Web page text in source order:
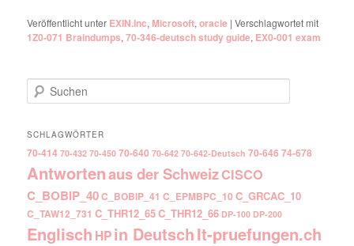
Veröffentlicht unter EXIN.Inc, Microsoft,oracle |Verschlagwortet mit
1Z0-071 Braindumps,70-346-deutsch study guide, EX0-001 exam
Suchen
SCHLAGWÖRTER
70-414 70-432 70-450 70-640 70-642 70-642-Deutsch 70-646 74-678
Antwortenaus der SchweizCISCO
C_BOBIP_40C_BOBIP_41 C_EPMBPC_10 C_GRCAC_10
C_TAW12_731 C_THR12_65C_THR12_66 DP-100 DP-200
Englisch HPin DeutschIt-pruefungen.ch